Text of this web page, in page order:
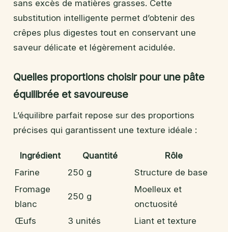
sans excès de matières grasses. Cette
substitution intelligente permet d’obtenir des
crêpes plus digestes tout en conservant une
saveur délicate et légèrement acidulée.
Quelles proportions choisir pour une pâte
équilibrée et savoureuse
L’équilibre parfait repose sur des proportions
précises qui garantissent une texture idéale :
Ingrédient Quantité
Rôle
Farine
250 g
Structure de base
Fromage
blanc
250 g
Moelleux et
onctuosité
Œufs
3 unités
Liant et texture